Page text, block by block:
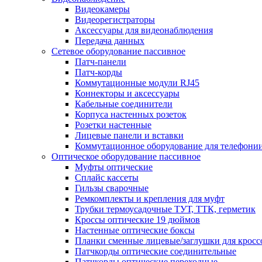
Видеокамеры
Видеорегистраторы
Аксессуары для видеонаблюдения
Передача данных
Сетевое оборудование пассивное
Патч-панели
Патч-корды
Коммутационные модули RJ45
Коннекторы и аксессуары
Кабельные соединители
Корпуса настенных розеток
Розетки настенные
Лицевые панели и вставки
Коммутационное оборудование для
Оптическое оборудование пассивное
Муфты оптические
Сплайс кассеты
Гильзы сварочные
Ремкомплекты и крепления для муфт
Трубки термоусадочные ТУТ, ТТК, герметик
Кроссы оптические 19 дюймов
Настенные оптические боксы
Планки сменные лицевые/заглушки для
Патчкорды оптические соединительные